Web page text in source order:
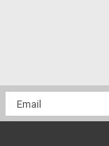
mail